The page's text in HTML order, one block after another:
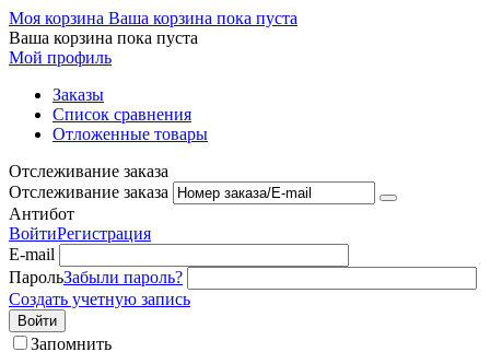
Моя корзина Ваша корзина пока пуста
Ваша корзина пока пуста
Мой профиль
Заказы
Список сравнения
Отложенные товары
Отслеживание заказа
Отслеживание заказа
Антибот
ВойтиРегистрация
E-mail
ПарольЗабыли пароль?
Создать учетную запись
Войти
Запомнить